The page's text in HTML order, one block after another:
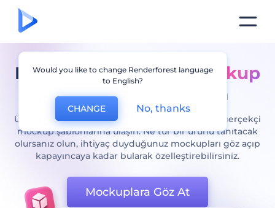
Kullanımı Kolay BirMockup
Aracıile İşe Başlayın
Ücretsiz mockup aracımızın yardımıyla en foto-gerçekçi
mockup şablonlarına ulaşın. Ne tür bir ürünü tanıtacak
olursanız olun, ihtiyaç duyduğunuz mockupları göz açıp
kapayıncaya kadar bularak özelleştirebilirsiniz.
Mockuplara Göz At
Would you like to change Renderforest language
to English?
CHANGE No, thanks